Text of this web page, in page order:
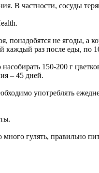
В частности, сосуды
понадобятся не ягоды, а
каждый раз после еды, по
150-200 г
– 45 дней.
употреблять
гулять, правильно